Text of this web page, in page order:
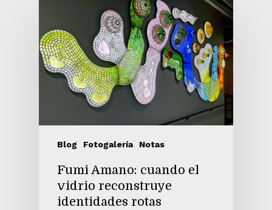
Blog Fotogalería Notas
Fumi Amano: cuando el
vidrio reconstruye
identidades rotas